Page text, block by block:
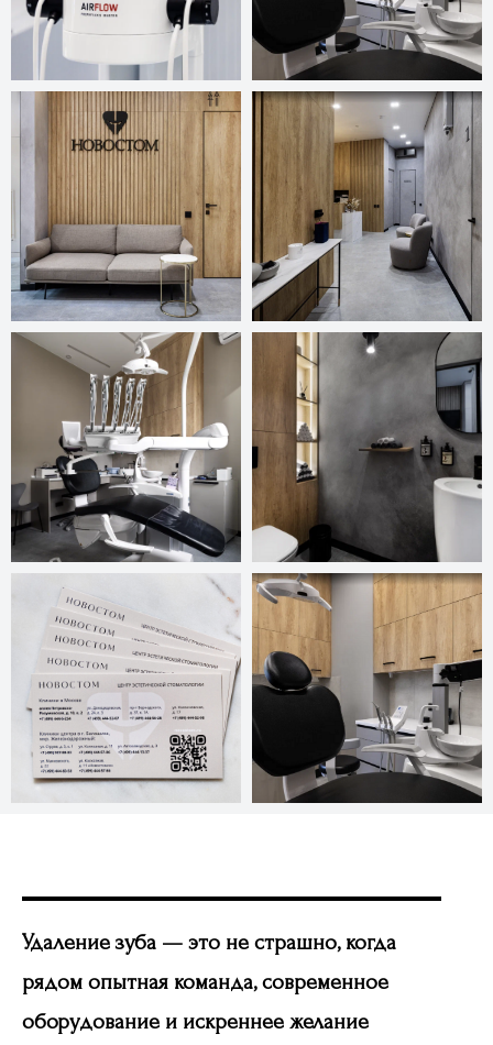
Удаление зуба — это не страшно, когда
рядом опытная команда, современное
оборудование и искреннее желание